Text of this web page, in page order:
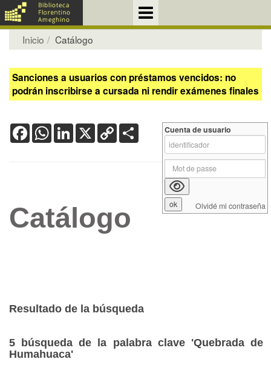
Inicio Catálogo
Sanciones a usuarios con préstamos vencidos: no
podrán inscribirse a cursada ni rendir exámenes finales
FacebookWhatsApp
LinkedIn
X Copy
Link
Catálogo
Resultado de la búsqueda
5 búsqueda de la palabra clave 'Quebrada de
Humahuaca'
Cuenta de usuario
Olvidé mi contraseña